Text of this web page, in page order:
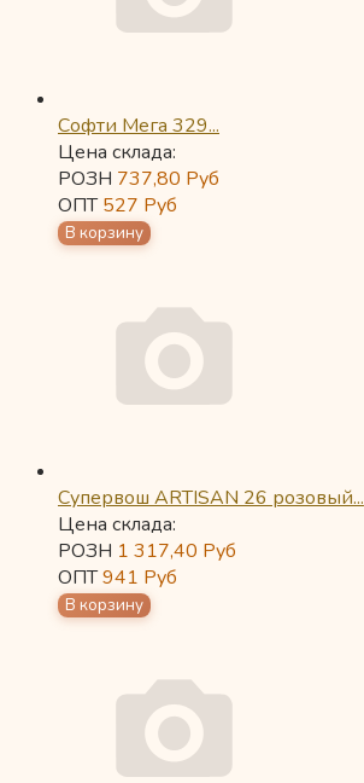
Софти Мега 329...
Цена склада:
РОЗН 737,80 Руб
ОПТ527 Руб
Супервош ARTISAN 26 розовый...
Цена склада:
РОЗН 1 317,40 Руб
ОПТ941 Руб